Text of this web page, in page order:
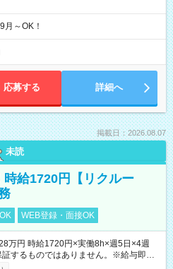
～OK！
応募する 詳細へ
掲載日：2026.08.07
未読
給1720円【リクルー
WEB登録・面接OK
円 時給1720円×実働8h×週5日×4週
するものではありません。※給与即受
用条件有）